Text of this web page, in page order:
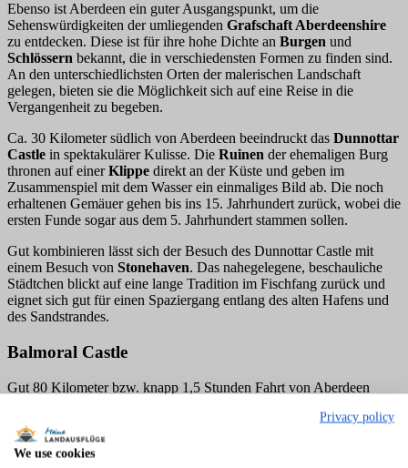
Ebenso ist Aberdeen ein guter Ausgangspunkt, um die
Sehenswürdigkeiten der umliegenden Grafschaft Aberdeenshire
zu entdecken. Diese ist für ihre hohe Dichte an Burgen und
Schlössern bekannt, die in verschiedensten Formen zu finden sind.
An den unterschiedlichsten Orten der malerischen Landschaft
gelegen, bieten sie die Möglichkeit sich auf eine Reise in die
Vergangenheit zu begeben.
Ca. 30 Kilometer südlich von Aberdeen beeindruckt das Dunnottar
Castle in spektakulärer Kulisse. Die Ruinen der ehemaligen Burg
thronen auf einerKlippe direkt an der Küste und geben im
Zusammenspiel mit dem Wasser ein einmaliges Bild ab. Die noch
erhaltenen Gemäuer gehen bis ins 15. Jahrhundert zurück, wobei die
ersten Funde sogar aus dem 5. Jahrhundert stammen sollen.
Gut kombinieren lässt sich der Besuch des Dunnottar Castle mit
einem Besuch von Stonehaven. Das nahegelegene, beschauliche
Städtchen blickt auf eine lange Tradition im Fischfang zurück und
eignet sich gut für einen Spaziergang entlang des alten Hafens und
des Sandstrandes.
Balmoral Castle
Gut 80 Kilometer bzw. knapp 1,5 Stunden Fahrt von Aberdeen
ist seit 1852, als Prinz Albert das Grundstück für Queen Victoria
erwarb, im Besitz der britischen Königsfamilie, die es regelmäßig als
Sommerresidenz
Privacy policy
We use cookies